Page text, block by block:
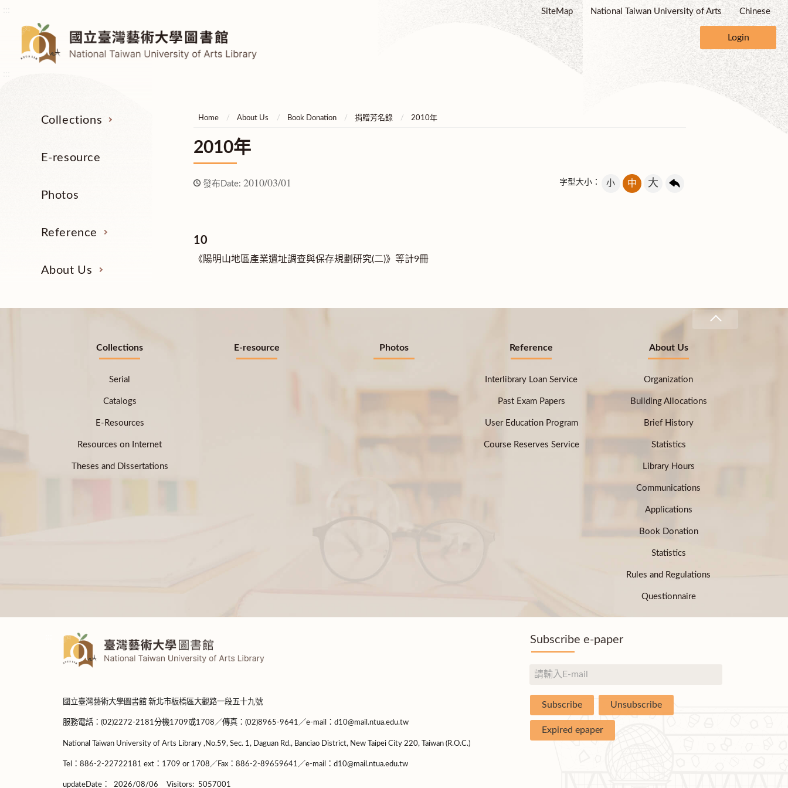
SiteMap National Taiwan University of Arts Chinese
Login
Collections
E-resource
Photos
Reference
About Us
Home About Us Book Donation 捐贈芳名錄 2010年
2010年
發布Date: 2010/03/01 字型大小： 小 中 大
10
《陽明山地區產業遺址調查與保存規劃研究(二)》等計9冊
Collections
Serial
Catalogs
E-Resources
Resources on Internet
Theses and Dissertations
E-resource Photos Reference
Interlibrary Loan Service
Past Exam Papers
User Education Program
Course Reserves Service
About Us
Organization
Building Allocations
Brief History
Statistics
Library Hours
Communications
Applications
Book Donation
Statistics
Rules and Regulations
Questionnaire
國立臺灣藝術大學圖書館 新北市板橋區大觀路一段五十九號
服務電話：(02)2272-2181分機1709或1708／傳真：(02)8965-9641／e-mail：d10@mail.ntua.edu.tw
National Taiwan University of Arts Library ,No.59, Sec. 1, Daguan Rd., Banciao District, New Taipei City 220, Taiwan (R.O.C.)
Tel：886-2-22722181 ext：1709 or 1708／Fax：886-2-89659641／e-mail：d10@mail.ntua.edu.tw
updateDate： 2026/08/06 Visitors: 5057001
Subscribe e-paper